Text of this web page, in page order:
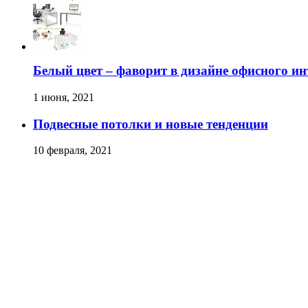
Белый цвет – фаворит в дизайне офисного
1 июня, 2021
Подвесные потолки и новые тенденции
10 февраля, 2021